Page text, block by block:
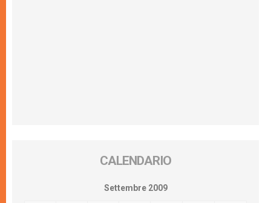
CALENDARIO
Settembre 2009